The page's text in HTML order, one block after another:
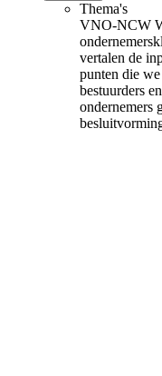
Thema's
VNO-NCW
vertalen de
punten die
bestuurders
ondernemers